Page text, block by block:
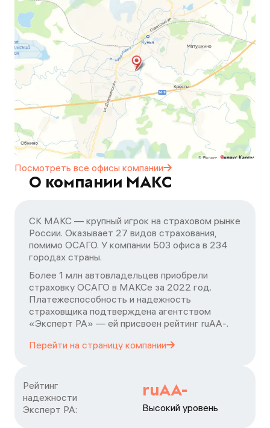
Посмотреть все офисы компании
О компании МАКС
СК МАКС — крупный игрок на страховом рынке
России. Оказывает 27 видов страхования,
помимо ОСАГО. У компании 503 офиса в 234
городах страны.
Более 1 млн автовладельцев приобрели
страховку ОСАГО в МАКСе за 2022 год.
Платежеспособность и надежность
страховщика подтверждена агентством
«Эксперт РА» — ей присвоен рейтинг ruАA-.
Перейти на страницу компании
Рейтинг
надежности
Эксперт РА:
ruAA-
Высокий уровень